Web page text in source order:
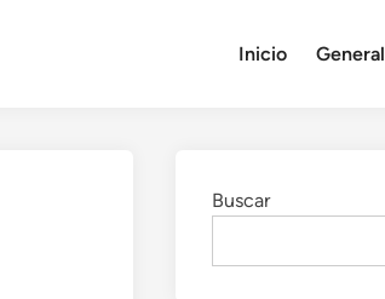
Inicio General
Buscar